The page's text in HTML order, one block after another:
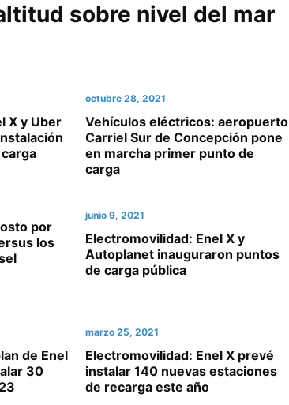
sobre nivel del mar
X y Uber
octubre 28, 2021
Vehículos eléctricos: aeropuerto
Carriel Sur de Concepción pone
en marcha primer punto de
carga
por
los
junio 9, 2021
Electromovilidad: Enel X y
Autoplanet inauguraron puntos
de carga pública
de Enel
30
marzo 25, 2021
Electromovilidad: Enel X prevé
instalar 140 nuevas estaciones
de recarga este año